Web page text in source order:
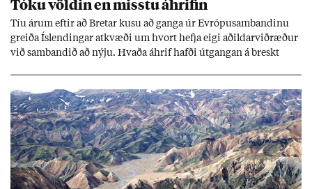
Tóku völd­in en misstu áhrif­in
Tíu ár­um eft­ir að Bret­ar kusu að ganga úr Evr­ópu­sam­band­inu
greiða Ís­lend­ing­ar at­kvæði um hvort hefja eigi að­ild­ar­við­ræð­ur
við sam­band­ið að nýju. Hvaða áhrif hafði út­gang­an á breskt